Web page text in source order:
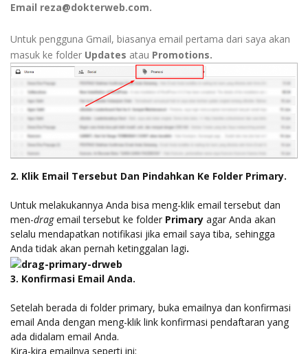
Email reza@dokterweb.com.
Untuk pengguna Gmail, biasanya email pertama dari saya akan
masuk ke folder Updates atau Promotions.
2. Klik Email Tersebut Dan Pindahkan Ke Folder Primary.
Untuk melakukannya Anda bisa meng-klik email tersebut dan
men-dragemail tersebut ke folder Primary agar Anda akan
selalu mendapatkan notifikasi jika email saya tiba, sehingga
Anda tidak akan pernah ketinggalan lagi.
3. Konfirmasi Email Anda.
Setelah berada di folder primary, buka emailnya dan konfirmasi
email Anda dengan meng-klik link konfirmasi pendaftaran yang
ada didalam email Anda.
Kira-kira emailnya seperti ini: